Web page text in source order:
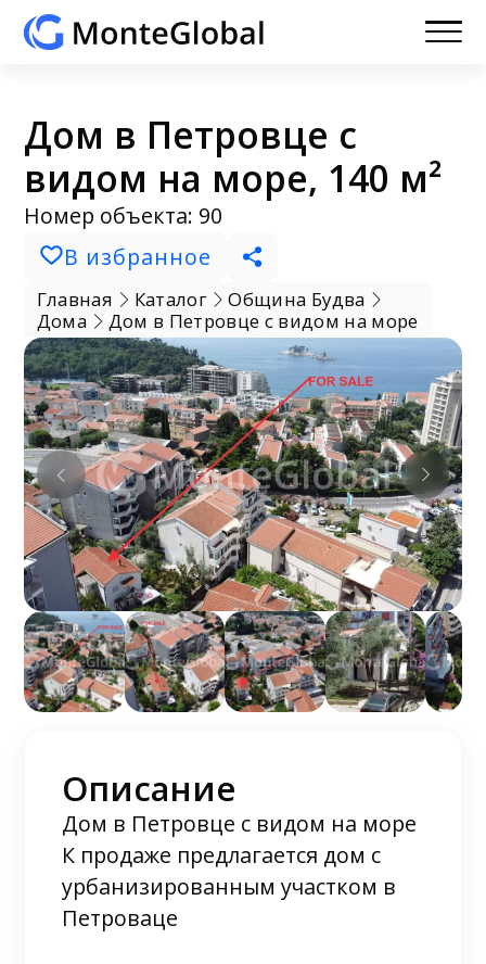
Дом в Петровце с
видом на море, 140 м²
Номер объекта: 90
В избранное
Главная Каталог
Община Будва
Дома
Дом в Петровце с видом на море
Описание
Дом в Петровце с видом на море
К продаже предлагается дом с
урбанизированным участком в
Петроваце